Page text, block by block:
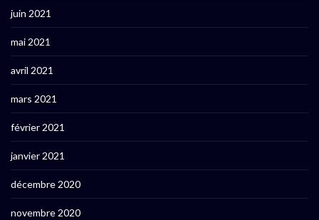
juin 2021
mai 2021
avril 2021
mars 2021
février 2021
janvier 2021
décembre 2020
novembre 2020